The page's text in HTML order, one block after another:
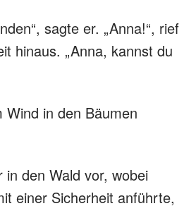
sagte er. „Anna!“, rief
hinaus. „Anna, kannst du
Wind in den Bäumen
in den Wald vor, wobei
einer Sicherheit anführte,